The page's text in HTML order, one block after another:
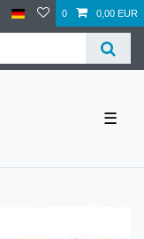
0 0,00 EUR
☰